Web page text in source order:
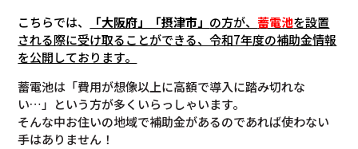
こちらでは、
「大阪府」「摂津市」 の方が、蓄電池を設置
される際に受け取ることができる、令和7年度の補助金情報
を公開しております。
蓄電池は「費用が想像以上に高額で導入に踏み切れな
い…」という方が多くいらっしゃいます。
そんな中お住いの地域で補助金があるのであれば使わない
手はありません！